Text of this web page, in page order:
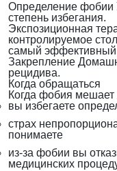
Определение фобии
степень избегания.
Экспозиционная
контролируемое
самый эффективный
Закрепление
рецидива.
Когда обращаться
Когда фобия мешает
вы избегаете
страх
понимаете
из-за фобии вы
медицинских